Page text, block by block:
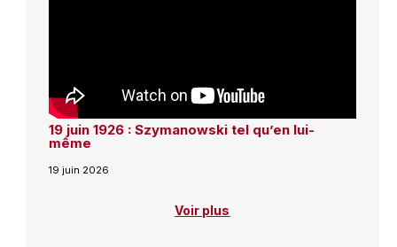
19 juin 1926 : Szymanowski tel qu’en lui-
même
19 juin 2026
Voir plus